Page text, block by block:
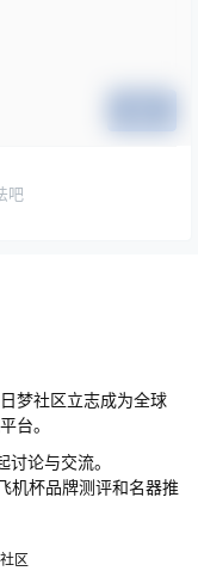
吧
梦社区立志成为全球
台。
论与交流。
机杯品牌测评和名器推
区